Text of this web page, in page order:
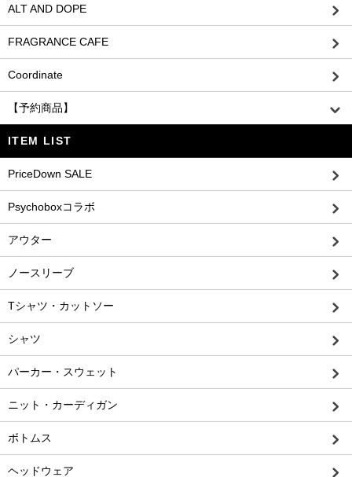
ALT AND DOPE
FRAGRANCE CAFE
Coordinate
【予約商品】
ITEM LIST
PriceDown SALE
Psychoboxコラボ
アウター
ノースリーブ
Tシャツ・カットソー
シャツ
パーカー・スウェット
ニット・カーディガン
ボトムス
ヘッドウェア